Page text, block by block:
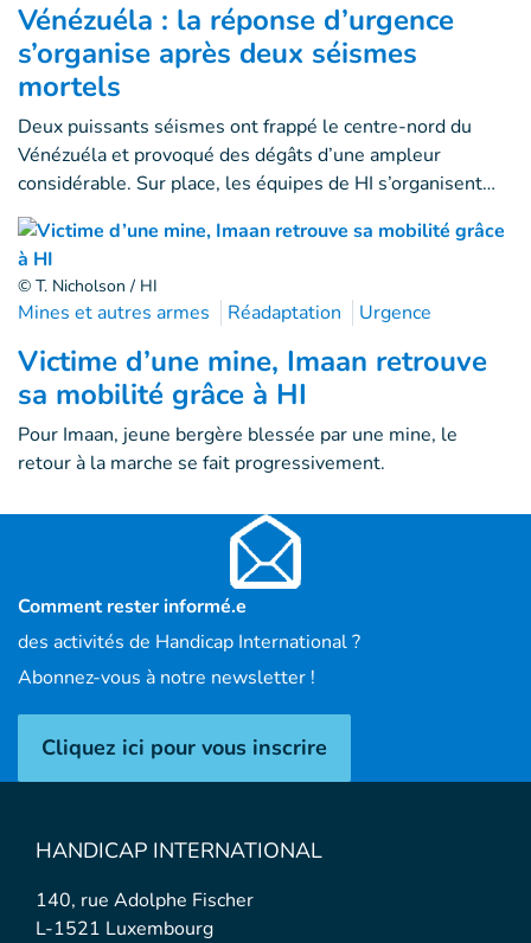
Vénézuéla : la réponse d’urgence
s’organise après deux séismes
mortels
Deux puissants séismes ont frappé le centre-nord du
Vénézuéla et provoqué des dégâts d’une ampleur
considérable. Sur place, les équipes de HI s’organisent…
© T. Nicholson / HI
Mines et autres armes Réadaptation Urgence
Victime d’une mine, Imaan retrouve
sa mobilité grâce à HI
Pour Imaan, jeune bergère blessée par une mine, le
retour à la marche se fait progressivement.
Comment rester informé.e
des activités de Handicap International ?
Abonnez-vous à notre newsletter !
Cliquez ici pour vous inscrire
HANDICAP INTERNATIONAL
140, rue Adolphe Fischer
L-1521 Luxembourg